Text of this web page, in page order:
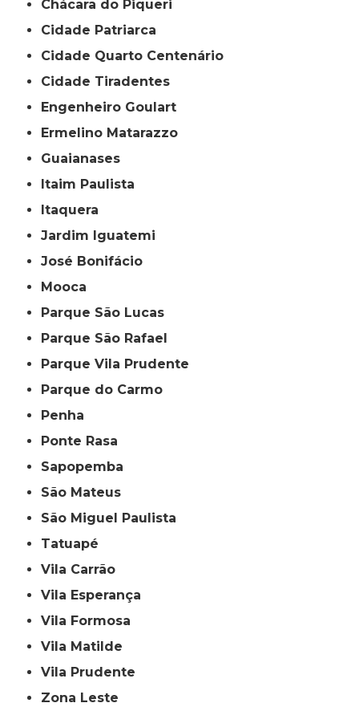
Chácara do Piqueri
Cidade Patriarca
Cidade Quarto Centenário
Cidade Tiradentes
Engenheiro Goulart
Ermelino Matarazzo
Guaianases
Itaim Paulista
Itaquera
Jardim Iguatemi
José Bonifácio
Mooca
Parque São Lucas
Parque São Rafael
Parque Vila Prudente
Parque do Carmo
Penha
Ponte Rasa
Sapopemba
São Mateus
São Miguel Paulista
Tatuapé
Vila Carrão
Vila Esperança
Vila Formosa
Vila Matilde
Vila Prudente
Zona Leste